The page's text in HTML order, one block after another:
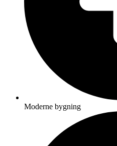
Moderne bygning